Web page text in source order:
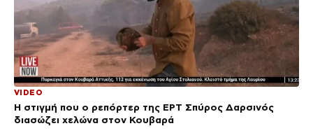
VIDEO
Η στιγμή που ο ρεπόρτερ της ΕΡΤ Σπύρος Δαρσινός
διασώζει χελώνα στον Κουβαρά